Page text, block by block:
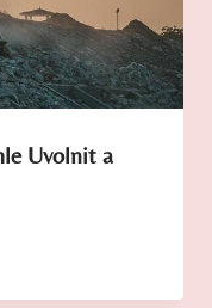
Uvolnit a